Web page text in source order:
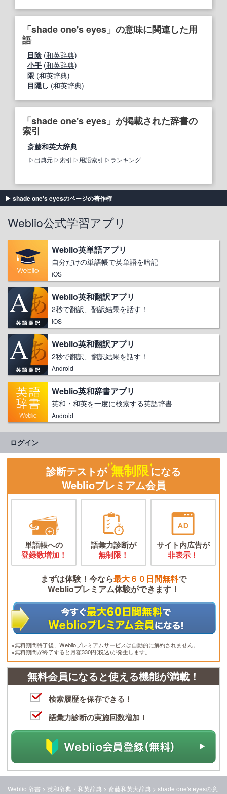
「shade one's eyes」の意味に関連した用
語
目陰 (和英辞典)
小手 (和英辞典)
隈 (和英辞典)
目隠し (和英辞典)
「shade one's eyes」が掲載された辞書の
索引
斎藤和英大辞典
出典元 索引 用語索引 ランキング
shade one's eyesのページの著作権
Weblio公式学習アプリ
Weblio英単語アプリ
自分だけの単語帳で英単語を暗記
iOS
Weblio英和翻訳アプリ
2秒で翻訳、翻訳結果を話す！
iOS
Weblio英和翻訳アプリ
2秒で翻訳、翻訳結果を話す！
Android
Weblio英和辞書アプリ
英和・和英を一度に検索する英語辞書
Android
ログイン
診断テストが 無制限になる
Weblioプレミアム会員
単語帳への
登録数増加！
語彙力診断が
無制限！
サイト内広告が
非表示！
まずは体験！今なら最大６０日間無料で
Weblioプレミアム体験ができます！
※無料期間終了後、Weblioプレミアムサービスは自動的に解約されません。
※無料期間が終了すると月額330円(税込)が発生します。
無料会員になると使える機能が満載！
検索履歴を保存できる！
語彙力診断の実施回数増加！
Weblio 辞書 > 英和辞典・和英辞典 > 斎藤和英大辞典 > shade one's eyesの意